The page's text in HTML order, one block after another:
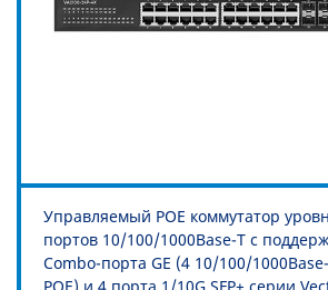
Управляемый POE коммутатор
портов 10/100/1000Base-T с
Combo-порта GE (4 10/100/
POE) и 4 порта 1/10G SFP+ серии